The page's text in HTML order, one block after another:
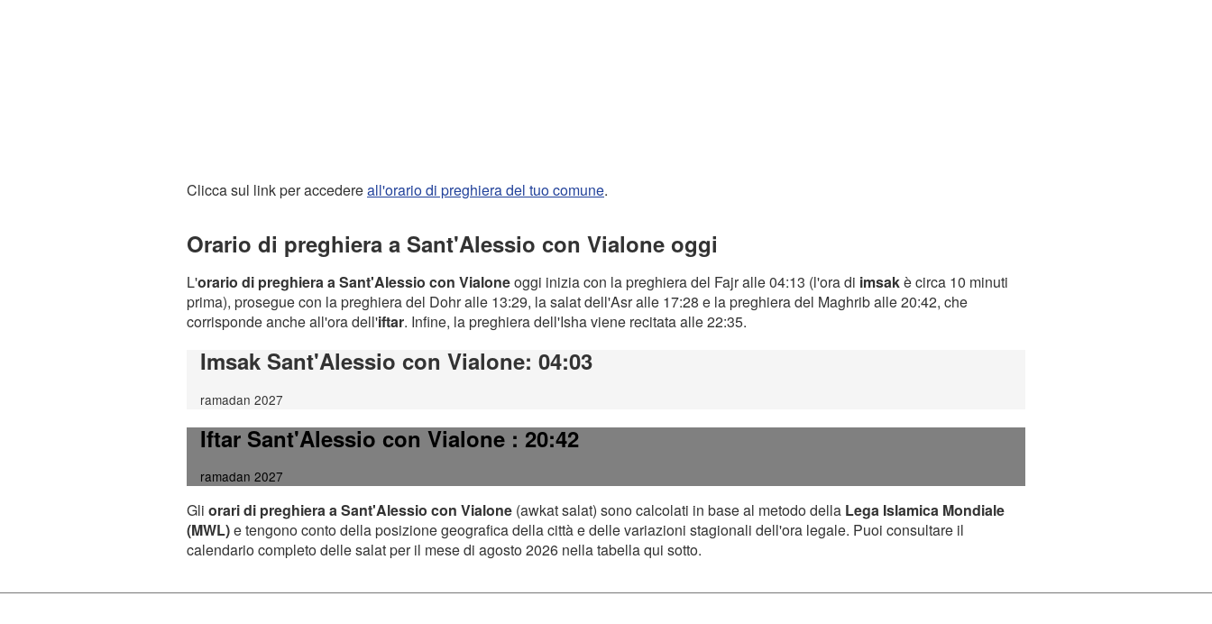
Clicca sul link per accedereall'orario di preghiera del tuo comune.
Orario di preghiera a Sant'Alessio con Vialone oggi
L'orario di preghiera a Sant'Alessio con Vialoneoggi inizia con la preghiera del Fajr alle 04:13 (l'ora di imsakè circa 10 minuti
prima), prosegue con la preghiera del Dohr alle 13:29, la salat dell'Asr alle 17:28 e la preghiera del Maghrib alle 20:42, che
corrisponde anche all'ora dell'iftar. Infine, la preghiera dell'Isha viene recitata alle 22:35.
Imsak Sant'Alessio con Vialone: 04:03
ramadan 2027
Iftar Sant'Alessio con Vialone: 20:42
ramadan 2027
Gli orari di preghiera a Sant'Alessio con Vialone (awkat salat) sono calcolati in base al metodo della Lega Islamica Mondiale
(MWL)e tengono conto della posizione geografica della città e delle variazioni stagionali dell'ora legale. Puoi consultare il
calendario completo delle salat per il mese di agosto 2026 nella tabella qui sotto.